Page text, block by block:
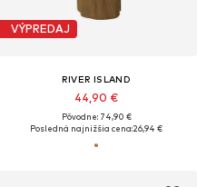
VÝPREDAJ
RIVER ISLAND
44,90 €
Pôvodne: 74,90 €
Posledná najnižšia cena:26,94 €